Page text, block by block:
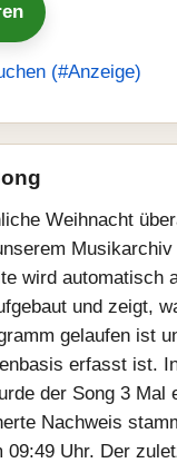
(#Anzeige)
Weihnacht
Musikarchiv
wird automatisch
und zeigt,
gelaufen ist
erfasst ist.
der Song 3 Mal
Nachweis
09:49 Uhr. Der